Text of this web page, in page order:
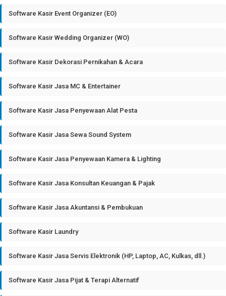
Software Kasir Event Organizer (EO)
Software Kasir Wedding Organizer (WO)
Software Kasir Dekorasi Pernikahan & Acara
Software Kasir Jasa MC & Entertainer
Software Kasir Jasa Penyewaan Alat Pesta
Software Kasir Jasa Sewa Sound System
Software Kasir Jasa Penyewaan Kamera & Lighting
Software Kasir Jasa Konsultan Keuangan & Pajak
Software Kasir Jasa Akuntansi & Pembukuan
Software Kasir Laundry
Software Kasir Jasa Servis Elektronik (HP, Laptop, AC, Kulkas, dll.)
Software Kasir Jasa Pijat & Terapi Alternatif